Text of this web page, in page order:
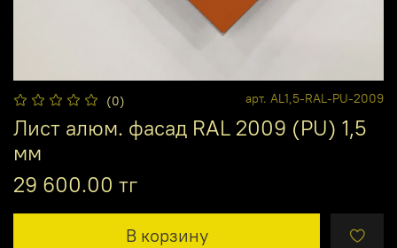
(0) арт. AL1,5-RAL-PU-2009
Лист алюм. фасад RAL 2009 (PU) 1,5
мм
29 600.00 тг
В корзину